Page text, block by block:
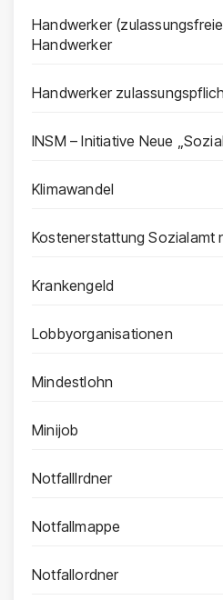
Handwerker
Handwerker
Handwerker
INSM – Initiative Neue
Klimawandel
Kostenerstattung Sozialamt
Krankengeld
Lobbyorganisationen
Mindestlohn
Minijob
Notfalllrdner
Notfallmappe
Notfallordner